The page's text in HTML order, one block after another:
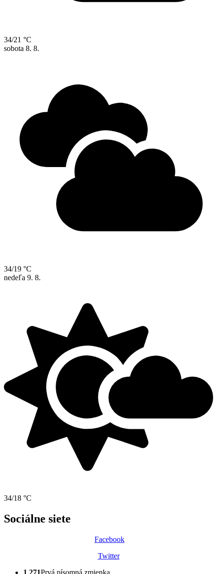
34/21 °C
sobota 8. 8.
34/19 °C
nedeľa 9. 8.
34/18 °C
Sociálne siete
Facebook
Twitter